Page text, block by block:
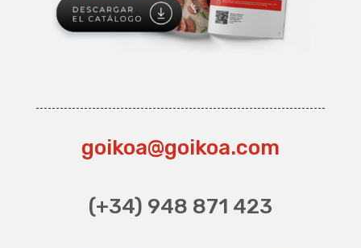
goikoa@goikoa.com
(+34) 948 871 423